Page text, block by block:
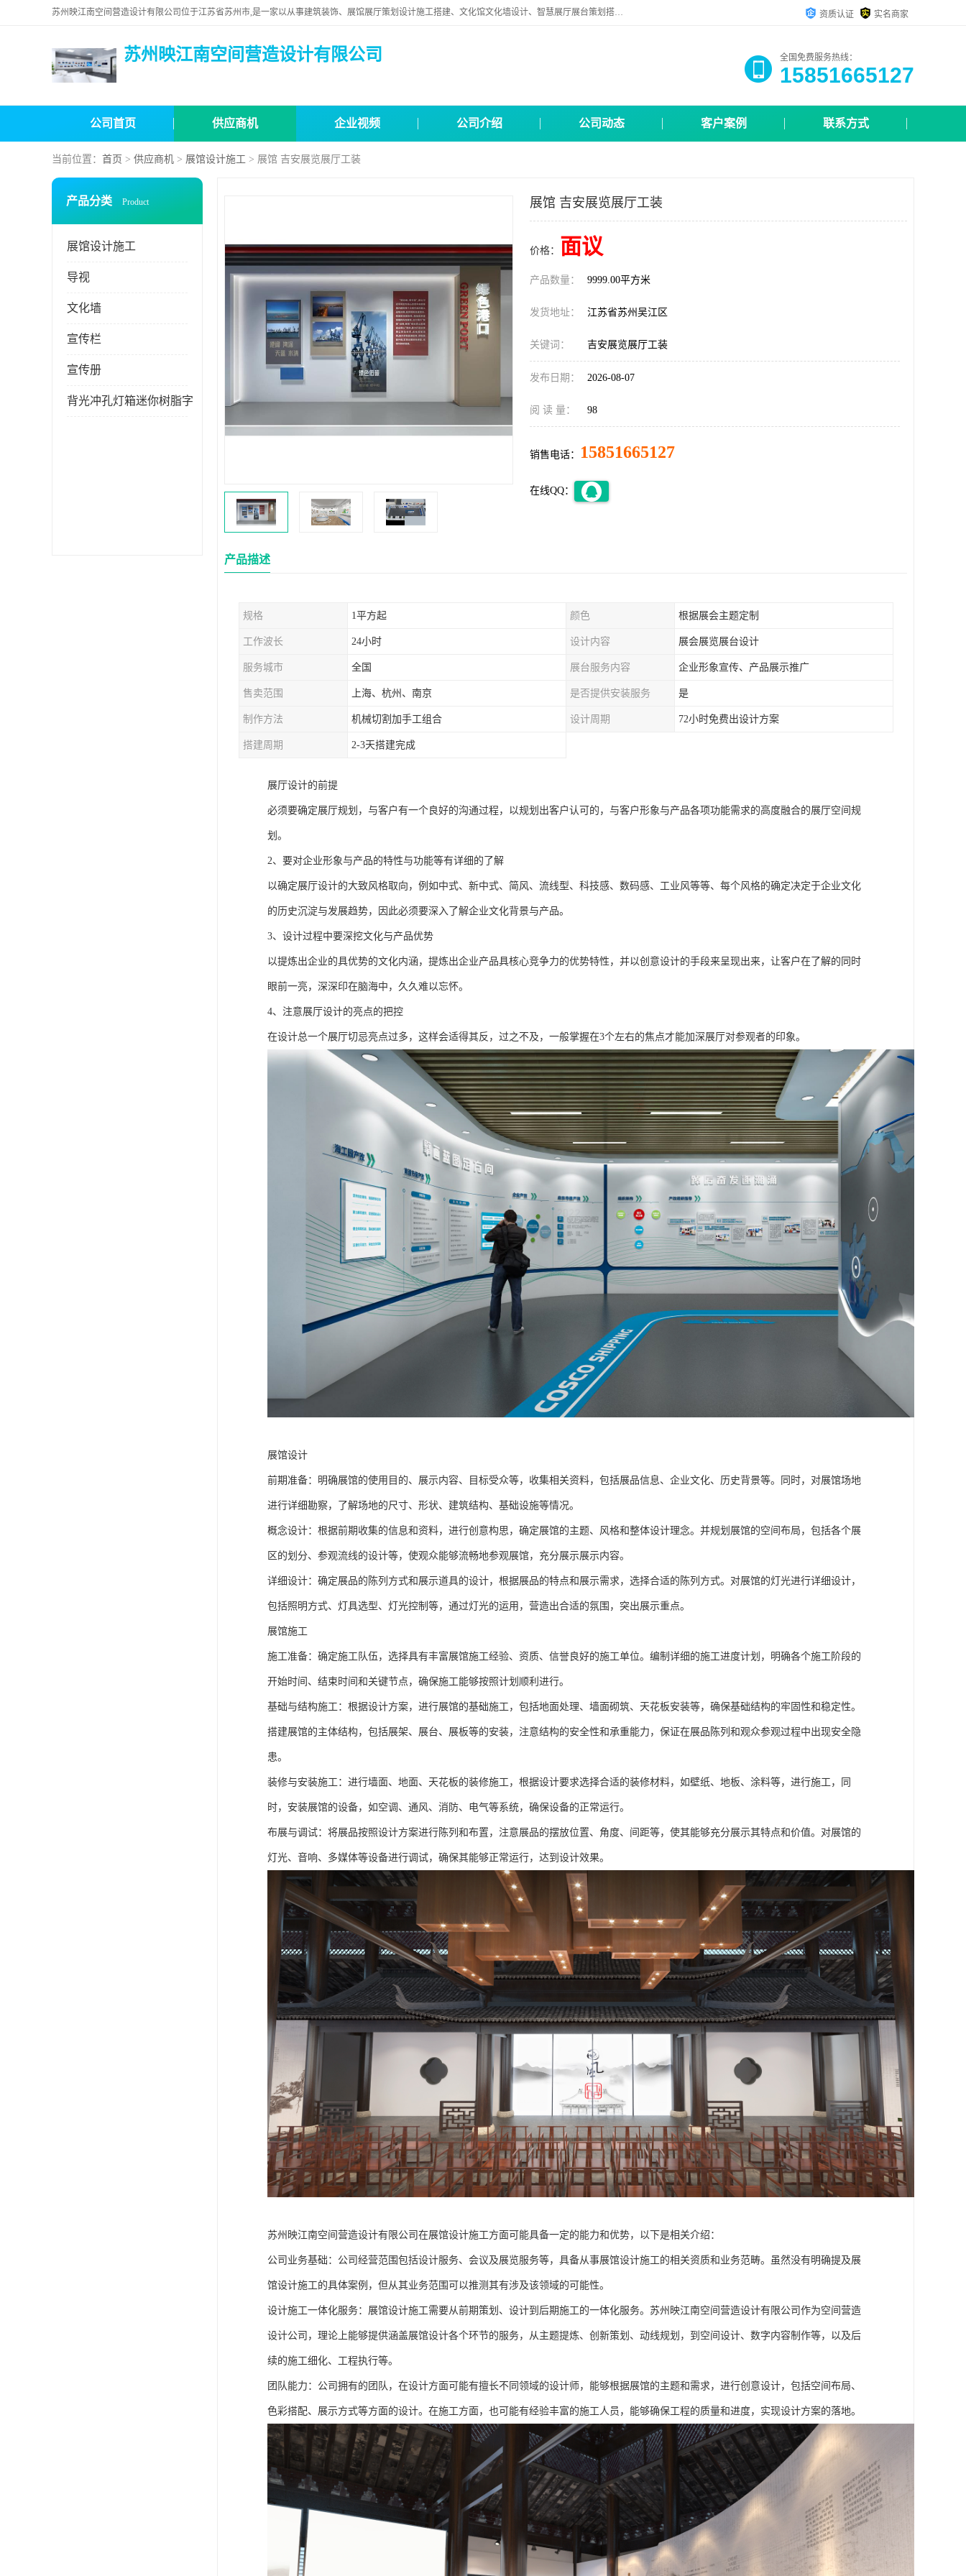
苏州映江南空间营造设计有限公司位于江苏省苏州市,是一家以从事建筑装饰、展馆展厅策划设计施工搭建、文化馆文化墙设计、智慧展厅展台策划搭建和其他建筑装饰装修业为主的企业。 资质认证 实名商家
苏州映江南空间营造设计有限公司 全国免费服务热线：
15851665127
公司首页 供应商机 企业视频 公司介绍 公司动态 客户案例 联系方式
当前位置： 首页 > 供应商机 > 展馆设计施工 > 展馆 吉安展览展厅工装
产品分类 Product
展馆设计施工
导视
文化墙
宣传栏
宣传册
背光冲孔灯箱迷你树脂字
展馆 吉安展览展厅工装
价格： 面议
产品数量： 9999.00平方米
发货地址： 江苏省苏州吴江区
关键词： 吉安展览展厅工装
发布日期： 2026-08-07
阅 读 量： 98
销售电话： 15851665127
在线QQ：
产品描述
规格 1平方起 颜色 根据展会主题定制
工作波长 24小时 设计内容 展会展览展台设计
服务城市 全国 展台服务内容 企业形象宣传、产品展示推广
售卖范围 上海、杭州、南京 是否提供安装服务 是
制作方法 机械切割加手工组合 设计周期 72小时免费出设计方案
搭建周期 2-3天搭建完成
展厅设计的前提
必须要确定展厅规划，与客户有一个良好的沟通过程，以规划出客户认可的，与客户形象与产品各项功能需求的高度融合的展厅空间规
划。
2、要对企业形象与产品的特性与功能等有详细的了解
以确定展厅设计的大致风格取向，例如中式、新中式、简风、流线型、科技感、数码感、工业风等等、每个风格的确定决定于企业文化
的历史沉淀与发展趋势，因此必须要深入了解企业文化背景与产品。
3、设计过程中要深挖文化与产品优势
以提炼出企业的具优势的文化内涵，提炼出企业产品具核心竞争力的优势特性，并以创意设计的手段来呈现出来，让客户在了解的同时
眼前一亮，深深印在脑海中，久久难以忘怀。
4、注意展厅设计的亮点的把控
在设计总一个展厅切忌亮点过多，这样会适得其反，过之不及，一般掌握在3个左右的焦点才能加深展厅对参观者的印象。
展馆设计
前期准备：明确展馆的使用目的、展示内容、目标受众等，收集相关资料，包括展品信息、企业文化、历史背景等。同时，对展馆场地
进行详细勘察，了解场地的尺寸、形状、建筑结构、基础设施等情况。
概念设计：根据前期收集的信息和资料，进行创意构思，确定展馆的主题、风格和整体设计理念。并规划展馆的空间布局，包括各个展
区的划分、参观流线的设计等，使观众能够流畅地参观展馆，充分展示展示内容。
详细设计：确定展品的陈列方式和展示道具的设计，根据展品的特点和展示需求，选择合适的陈列方式。对展馆的灯光进行详细设计，
包括照明方式、灯具选型、灯光控制等，通过灯光的运用，营造出合适的氛围，突出展示重点。
展馆施工
施工准备：确定施工队伍，选择具有丰富展馆施工经验、资质、信誉良好的施工单位。编制详细的施工进度计划，明确各个施工阶段的
开始时间、结束时间和关键节点，确保施工能够按照计划顺利进行。
基础与结构施工：根据设计方案，进行展馆的基础施工，包括地面处理、墙面砌筑、天花板安装等，确保基础结构的牢固性和稳定性。
搭建展馆的主体结构，包括展架、展台、展板等的安装，注意结构的安全性和承重能力，保证在展品陈列和观众参观过程中出现安全隐
患。
装修与安装施工：进行墙面、地面、天花板的装修施工，根据设计要求选择合适的装修材料，如壁纸、地板、涂料等，进行施工，同
时，安装展馆的设备，如空调、通风、消防、电气等系统，确保设备的正常运行。
布展与调试：将展品按照设计方案进行陈列和布置，注意展品的摆放位置、角度、间距等，使其能够充分展示其特点和价值。对展馆的
灯光、音响、多媒体等设备进行调试，确保其能够正常运行，达到设计效果。
苏州映江南空间营造设计有限公司在展馆设计施工方面可能具备一定的能力和优势，以下是相关介绍：
公司业务基础：公司经营范围包括设计服务、会议及展览服务等，具备从事展馆设计施工的相关资质和业务范畴。虽然没有明确提及展
馆设计施工的具体案例，但从其业务范围可以推测其有涉及该领域的可能性。
设计施工一体化服务：展馆设计施工需要从前期策划、设计到后期施工的一体化服务。苏州映江南空间营造设计有限公司作为空间营造
设计公司，理论上能够提供涵盖展馆设计各个环节的服务，从主题提炼、创新策划、动线规划，到空间设计、数字内容制作等，以及后
续的施工细化、工程执行等。
团队能力：公司拥有的团队，在设计方面可能有擅长不同领域的设计师，能够根据展馆的主题和需求，进行创意设计，包括空间布局、
色彩搭配、展示方式等方面的设计。在施工方面，也可能有经验丰富的施工人员，能够确保工程的质量和进度，实现设计方案的落地。